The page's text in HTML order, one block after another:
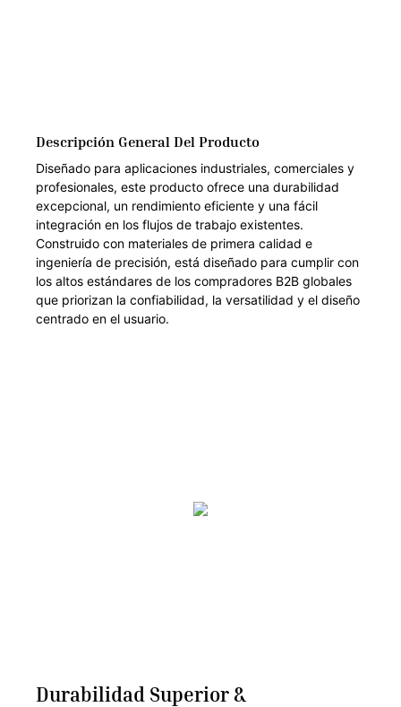
Descripción General Del Producto
Diseñado para aplicaciones industriales, comerciales y
profesionales, este producto ofrece una durabilidad
excepcional, un rendimiento eficiente y una fácil
integración en los flujos de trabajo existentes.
Construido con materiales de primera calidad e
ingeniería de precisión, está diseñado para cumplir con
los altos estándares de los compradores B2B globales
que priorizan la confiabilidad, la versatilidad y el diseño
centrado en el usuario.
Durabilidad Superior &